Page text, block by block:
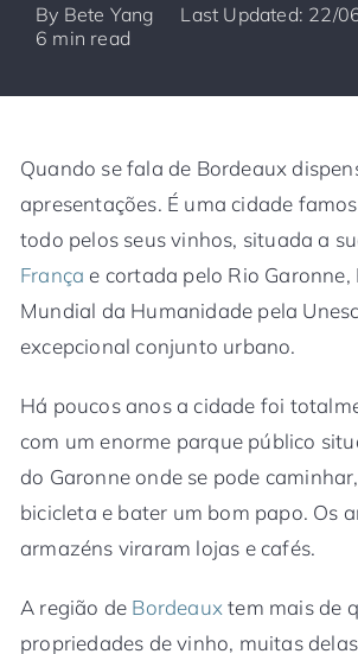
By Bete Yang
Last Updated: 22/
6 min read
Quando se fala de Bordeaux
apresentações. É uma cidade
todo pelos seus vinhos, situada a
França e cortada pelo Rio
Mundial da Humanidade pela
excepcional conjunto urbano.
Há poucos anos a cidade foi
com um enorme parque público
do Garonne onde se pode
bicicleta e bater um bom papo. Os
armazéns viraram lojas e cafés.
A região de Bordeaux tem mais de
propriedades de vinho, muitas